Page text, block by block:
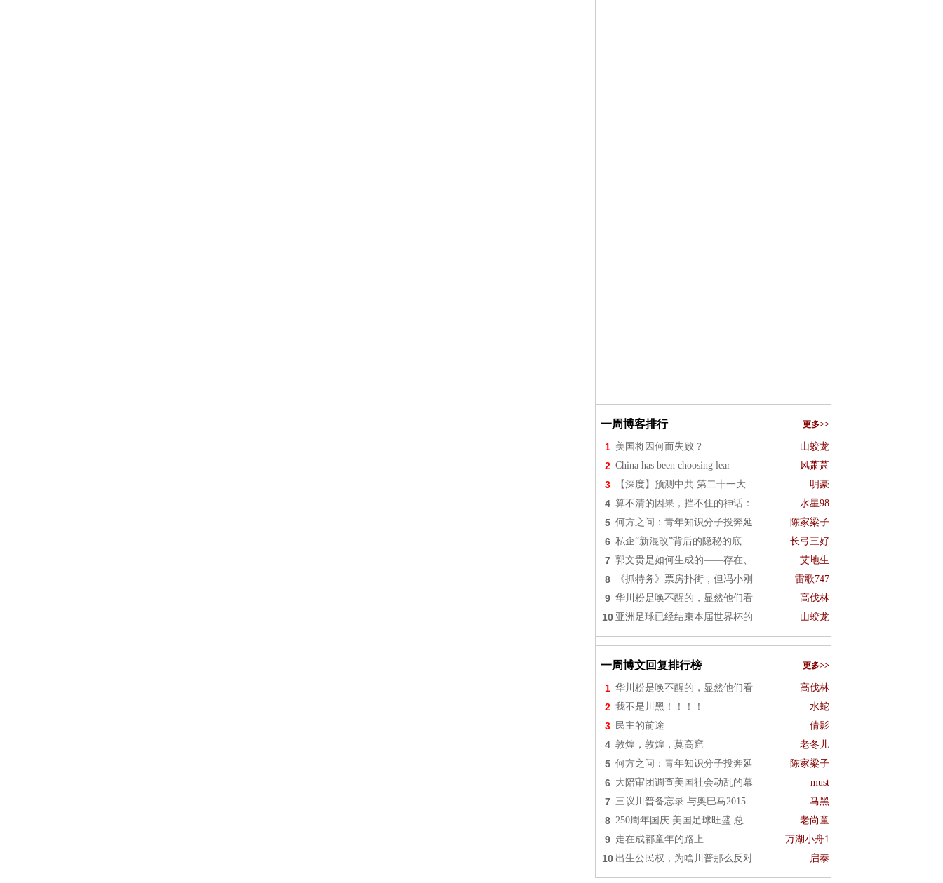
一周博客排行 更多>>
1 美国将因何而失败？ 山蛟龙
2 China has been choosing lear 风萧萧
3 【深度】预测中共 第二十一大 明豪
4 算不清的因果，挡不住的神话： 水星98
5 何方之问：青年知识分子投奔延 陈家梁子
6 私企“新混改”背后的隐秘的底 长弓三好
7 郭文贵是如何生成的——存在、 艾地生
8 《抓特务》票房扑街，但冯小刚 雷歌747
9 华川粉是唤不醒的，显然他们看 高伐林
10 亚洲足球已经结束本届世界杯的 山蛟龙
一周博文回复排行榜 更多>>
1 华川粉是唤不醒的，显然他们看 高伐林
2 我不是川黑！！！！ 水蛇
3 民主的前途 倩影
4 敦煌，敦煌，莫高窟 老冬儿
5 何方之问：青年知识分子投奔延 陈家梁子
6 大陪审团调查美国社会动乱的幕 must
7 三议川普备忘录:与奥巴马2015 马黑
8 250周年国庆.美国足球旺盛.总 老尚童
9 走在成都童年的路上 万湖小舟1
10 出生公民权，为啥川普那么反对 启泰